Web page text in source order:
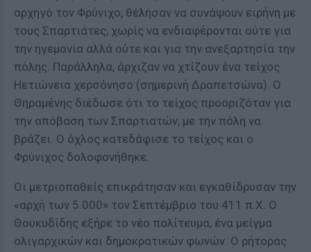
αρχηγό τον Φρύνιχο, θέλησαν να συνάψουν ειρήνη με
τους Σπαρτιάτες, χωρίς να ενδιαφέρονται ούτε για
την ηγεμονία αλλά ούτε και για την ανεξαρτησία την
πόλης. Παράλληλα, άρχιζαν να χτίζουν ένα τείχος
Ηετιώνεια χερσόνησο (σημερινή Δραπετσώνα). Ο
Θηραμένης διέδωσε ότι το τείχος προοριζόταν για
την απόβαση των Σπαρτιατών, με την πόλη να
βράζει. Ο όχλος κατεδάφισε το τείχος και ο
Φρύνιχος δολοφονήθηκε.
Οι μετριοπαθείς επικράτησαν και εγκαθίδρυσαν την
«αρχή των 5.000» τον Σεπτέμβριο του 411 π.Χ. Ο
Θουκυδίδης εξήρε το νέο πολίτευμα, ένα μείγμα
ολιγαρχικών και δημοκρατικών φωνών. Ο ρήτορας